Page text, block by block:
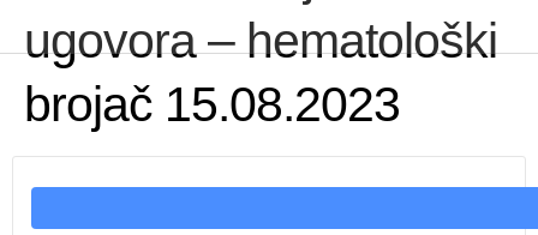
ugovora – hematološki
brojač 15.08.2023